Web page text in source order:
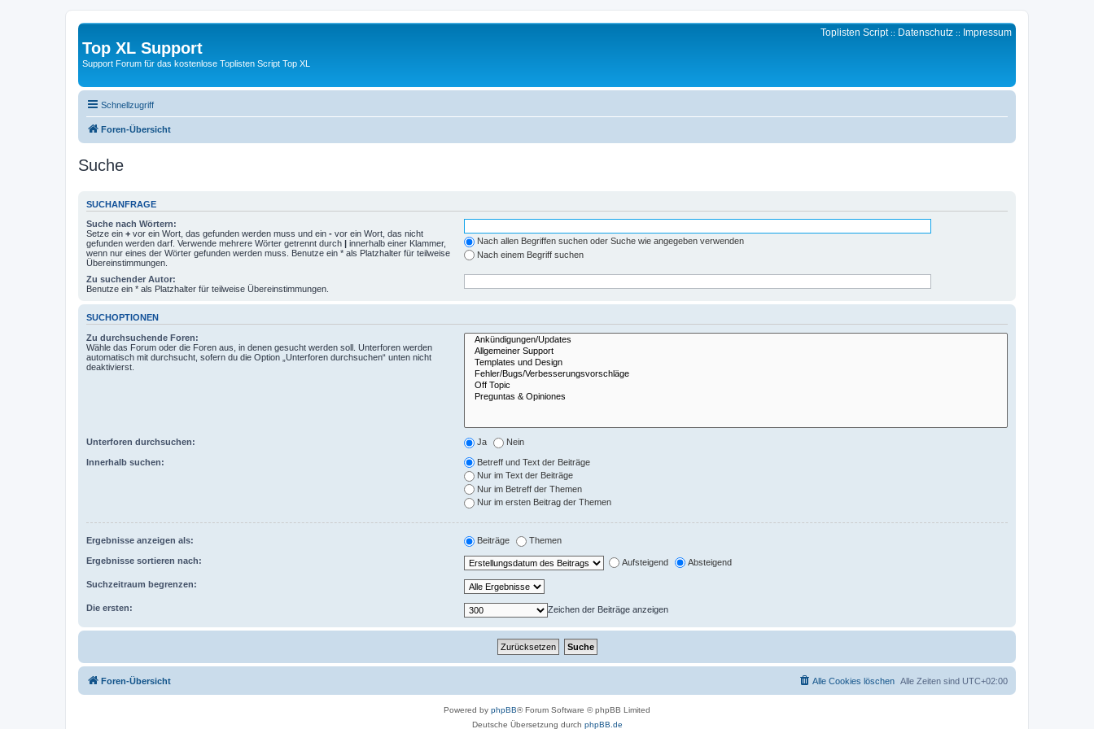
Top XL Support
Support Forum für das kostenlose Toplisten Script Top XL
Toplisten Script:: Datenschutz :: Impressum
Schnellzugriff
Foren-Übersicht
Suche
SUCHANFRAGE
Suche nach Wörtern:
Setze ein + vor ein Wort, das gefunden werden muss und ein - vor ein Wort, das nicht
gefunden werden darf. Verwende mehrere Wörter getrennt durch | innerhalb einer Klammer,
wenn nur eines der Wörter gefunden werden muss. Benutze ein * als Platzhalter für teilweise
Übereinstimmungen.
Nach allen Begriffen suchen oder Suche wie angegeben verwenden
Nach einem Begriff suchen
Zu suchender Autor:
Benutze ein * als Platzhalter für teilweise Übereinstimmungen.
SUCHOPTIONEN
Zu durchsuchende Foren:
Wähle das Forum oder die Foren aus, in denen gesucht werden soll. Unterforen werden
automatisch mit durchsucht, sofern du die Option „Unterforen durchsuchen“ unten nicht
deaktivierst.
Unterforen durchsuchen: Ja Nein
Innerhalb suchen:
Betreff und Text der Beiträge
Nur im Text der Beiträge
Nur im Betreff der Themen
Nur im ersten Beitrag der Themen
Ergebnisse anzeigen als: Beiträge Themen
Ergebnisse sortieren nach: Aufsteigend Absteigend
Suchzeitraum begrenzen:
Die ersten: Zeichen der Beiträge anzeigen
Foren-Übersicht Alle Zeiten sind UTC+02:00
Alle Cookies löschen
Powered by phpBB® Forum Software © phpBB Limited
Deutsche Übersetzung durch phpBB.de